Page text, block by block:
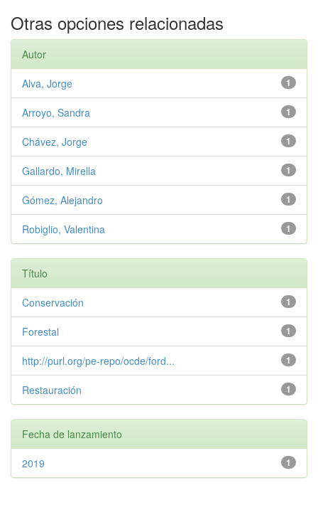
Otras opciones relacionadas
Autor
1
Alva, Jorge
1
Arroyo, Sandra
1
Chávez, Jorge
1
Gallardo, Mirella
1
Gómez, Alejandro
1
Robiglio, Valentina
Título
1
Conservación
1
Forestal
1
http://purl.org/pe-repo/ocde/ford...
1
Restauración
Fecha de lanzamiento
1
2019